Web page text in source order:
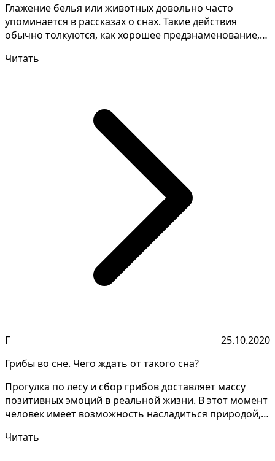
Глажение белья или животных довольно часто
упоминается в рассказах о снах. Такие действия
обычно толкуются, как хорошее предзнаменование,
Читать
Г
25.10.2020
Грибы во сне. Чего ждать от такого сна?
Прогулка по лесу и сбор грибов доставляет массу
позитивных эмоций в реальной жизни. В этот момент
человек имеет возможность насладиться природой,
Читать